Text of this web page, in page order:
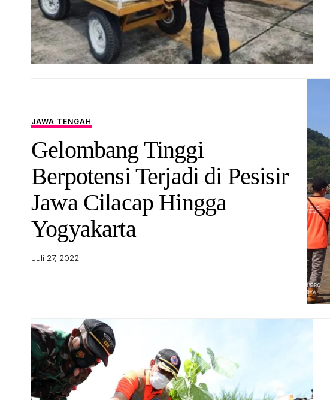
JAWA TENGAH
Gelombang Tinggi
Berpotensi Terjadi di Pesisir
Jawa Cilacap Hingga
Yogyakarta
Juli 27, 2022